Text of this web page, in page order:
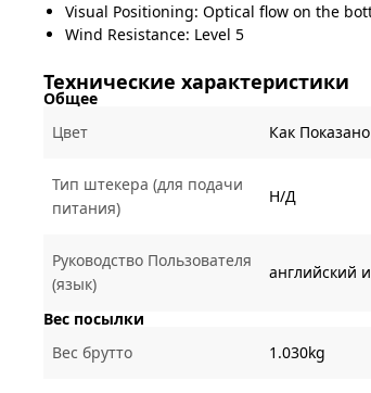
Visual Positioning: Optical flow on the
Wind Resistance: Level 5
Технические характеристики
Общее
Цвет
Как Показано
Тип штекера (для подачи
питания)
Н/Д
Руководство Пользователя
(язык)
английский
Вес посылки
Вес брутто
1.030kg